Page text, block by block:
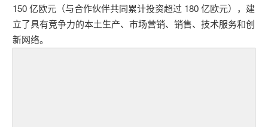
150 亿欧元（与合作伙伴共同累计投资超过 180 亿欧元），建
立了具有竞争力的本土生产、市场营销、销售、技术服务和创
新网络。